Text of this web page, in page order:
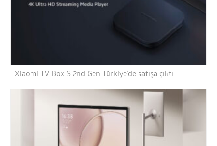
Xiaomi TV Box S 2nd Gen Türkiye’de satışa çıktı